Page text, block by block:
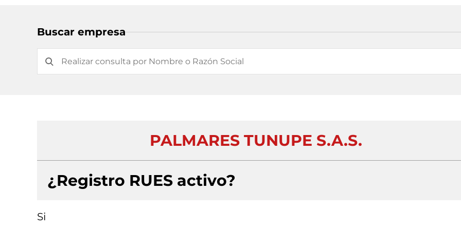
Buscar empresa
PALMARES TUNUPE S.A.S.
¿Registro RUES activo?
Si